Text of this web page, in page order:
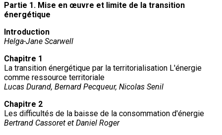
Partie 1. Mise en œuvre et limite de la transition
énergétique
Introduction
Helga-Jane Scarwell
Chapitre 1
La transition énergétique par la territorialisation L'énergie
comme ressource territoriale
Lucas Durand, Bernard Pecqueur, Nicolas Senil
Chapitre 2
Les difficultés de la baisse de la consommation d'énergie
Bertrand Cassoret et Daniel Roger